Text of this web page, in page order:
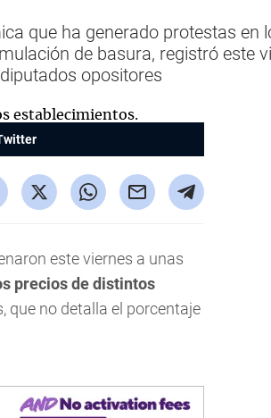
que ha generado protestas en
de basura, registró este
opositores
este viernes a unas
precios de distintos
que no detalla el porcentaje